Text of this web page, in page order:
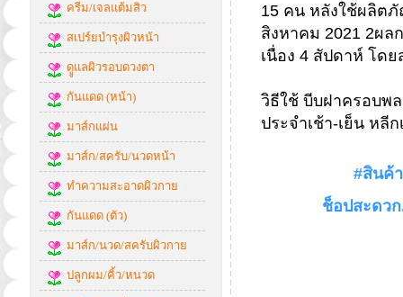
ครีม/เจลแต้มสิว
สเปร์ยบำรุงผิวหน้า
ดููแลผิวรอบดวงตา
กันแดด (หน้า)
มาส์กแผ่น
มาส์ก/สครับ/นวดหน้า
ทำความสะอาดผิวกาย
กันแดด (ตัว)
มาส์ก/นวด/สครับผิวกาย
ปลูกผม/คิ้ว/หนวด
15 คน หลังใช้ผลิตภั
สิงหาคม 2021 2ผ
เนื่อง 4 สัปดาห์ โด
วิธีใช้ บีบฝาครอบพ
ประจำเช้า-เย็น หลี
#สินค้
ช็อปสะดว